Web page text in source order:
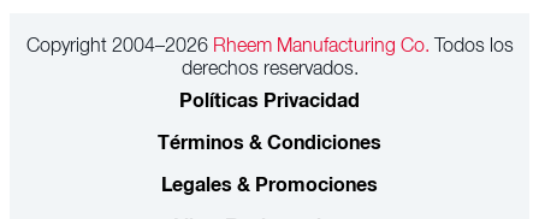
Copyright 2004–2026Rheem Manufacturing Co. Todos los
derechos reservados.
Políticas Privacidad
Términos & Condiciones
Legales & Promociones